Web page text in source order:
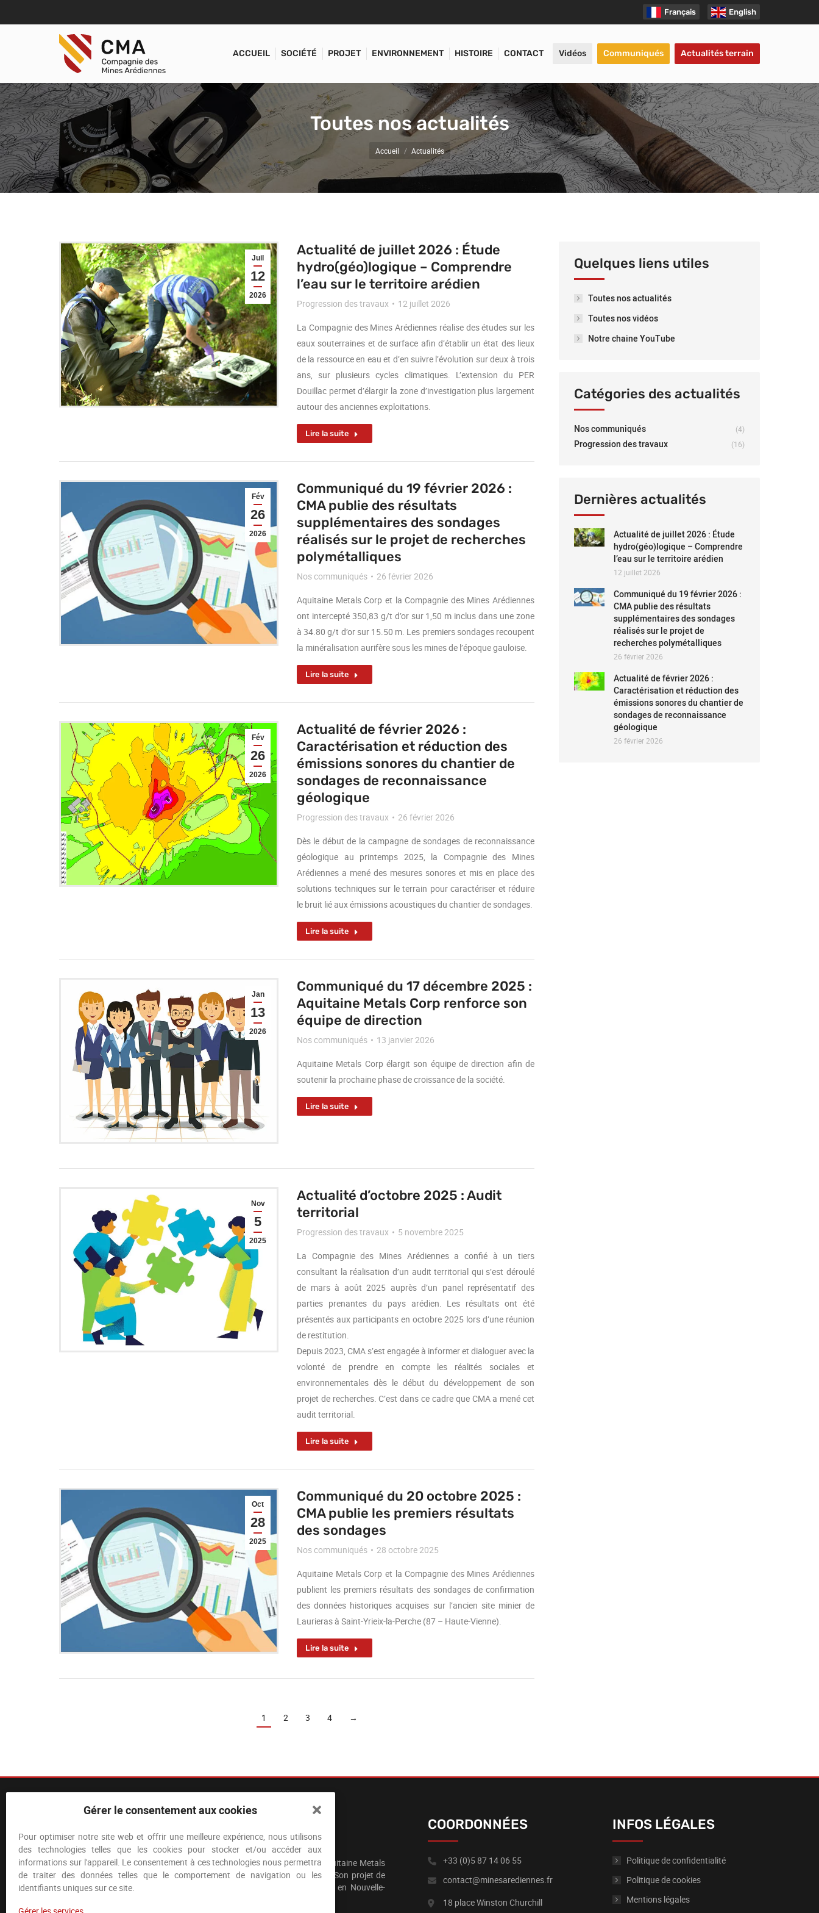
Gérer le consentement aux cookies
Pour optimiser notre site web et offrir une meilleure expérience, nous utilisons
des technologies telles que les cookies pour stocker et/ou accéder aux
informations sur l'appareil. Le consentement à ces technologies nous permettra
de traiter des données telles que le comportement de navigation ou les
identifiants uniques sur ce site.
Français English
ACCUEIL SOCIÉTÉ PROJET ENVIRONNEMENT HISTOIRE CONTACT Vidéos Communiqués Actualités terrain
Toutes nos actualités
Vous êtes ici :
Accueil Actualités
Juil
12
2026
Actualité de juillet 2026 : Étude
hydro(géo)logique – Comprendre
l’eau sur le territoire arédien
Progression des travaux 12 juillet 2026
La Compagnie des Mines Arédiennes réalise des études sur les
eaux souterraines et de surface afin d’établir un état des lieux
de la ressource en eau et d’en suivre l’évolution sur deux à trois
ans, sur plusieurs cycles climatiques. L’extension du PER
Douillac permet d’élargir la zone d’investigation plus largement
autour des anciennes exploitations.
Lire la suite
Fév
26
2026
Communiqué du 19 février 2026 :
CMA publie des résultats
supplémentaires des sondages
réalisés sur le projet de recherches
polymétalliques
Nos communiqués 26 février 2026
Aquitaine Metals Corp et la Compagnie des Mines Arédiennes
ont intercepté 350,83 g/t d’or sur 1,50 m inclus dans une zone
à 34.80 g/t d’or sur 15.50 m. Les premiers sondages recoupent
la minéralisation aurifère sous les mines de l’époque gauloise.
Lire la suite
Fév
26
2026
Actualité de février 2026 :
Caractérisation et réduction des
émissions sonores du chantier de
sondages de reconnaissance
géologique
Progression des travaux 26 février 2026
Dès le début de la campagne de sondages de reconnaissance
géologique au printemps 2025, la Compagnie des Mines
Arédiennes a mené des mesures sonores et mis en place des
solutions techniques sur le terrain pour caractériser et réduire
le bruit lié aux émissions acoustiques du chantier de sondages.
Lire la suite
Jan
13
2026
Communiqué du 17 décembre 2025 :
Aquitaine Metals Corp renforce son
équipe de direction
Nos communiqués 13 janvier 2026
Aquitaine Metals Corp élargit son équipe de direction afin de
soutenir la prochaine phase de croissance de la société.
Lire la suite
Nov
5
2025
Actualité d’octobre 2025 : Audit
territorial
Progression des travaux 5 novembre 2025
La Compagnie des Mines Arédiennes a confié à un tiers
consultant la réalisation d’un audit territorial qui s’est déroulé
de mars à août 2025 auprès d’un panel représentatif des
parties prenantes du pays arédien. Les résultats ont été
présentés aux participants en octobre 2025 lors d’une réunion
de restitution.
Depuis 2023, CMA s’est engagée à informer et dialoguer avec la
volonté de prendre en compte les réalités sociales et
environnementales dès le début du développement de son
projet de recherches. C’est dans ce cadre que CMA a mené cet
audit territorial.
Lire la suite
Oct
28
2025
Communiqué du 20 octobre 2025 :
CMA publie les premiers résultats
des sondages
Nos communiqués 28 octobre 2025
Aquitaine Metals Corp et la Compagnie des Mines Arédiennes
publient les premiers résultats des sondages de confirmation
des données historiques acquises sur l’ancien site minier de
Laurieras à Saint-Yrieix-la-Perche (87 – Haute-Vienne).
Lire la suite
1 2 3 4 →
Quelques liens utiles
Toutes nos actualités
Toutes nos vidéos
Notre chaine YouTube
Catégories des actualités
Nos communiqués (4)
Progression des travaux (16)
Dernières actualités
Actualité de juillet 2026 : Étude
hydro(géo)logique – Comprendre
l’eau sur le territoire arédien
12 juillet 2026
Communiqué du 19 février 2026 :
CMA publie des résultats
supplémentaires des sondages
réalisés sur le projet de
recherches polymétalliques
26 février 2026
Actualité de février 2026 :
Caractérisation et réduction des
émissions sonores du chantier de
sondages de reconnaissance
géologique
26 février 2026
La Compagnie des Mines Arédiennes, filiale de la société canadienne Aquitaine Metals
Corp., est une société française spécialisée dans l’exploration minérale. Son projet de
recherche de mines se situe dans le département de la Haute-Vienne en Nouvelle-
COORDONNÉES
+33 (0)5 87 14 06 55
contact@minesarediennes.fr
18 place Winston Churchill
INFOS LÉGALES
Politique de confidentialité
Politique de cookies
Mentions légales